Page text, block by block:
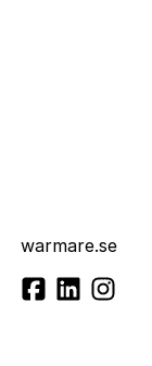
warmare.se